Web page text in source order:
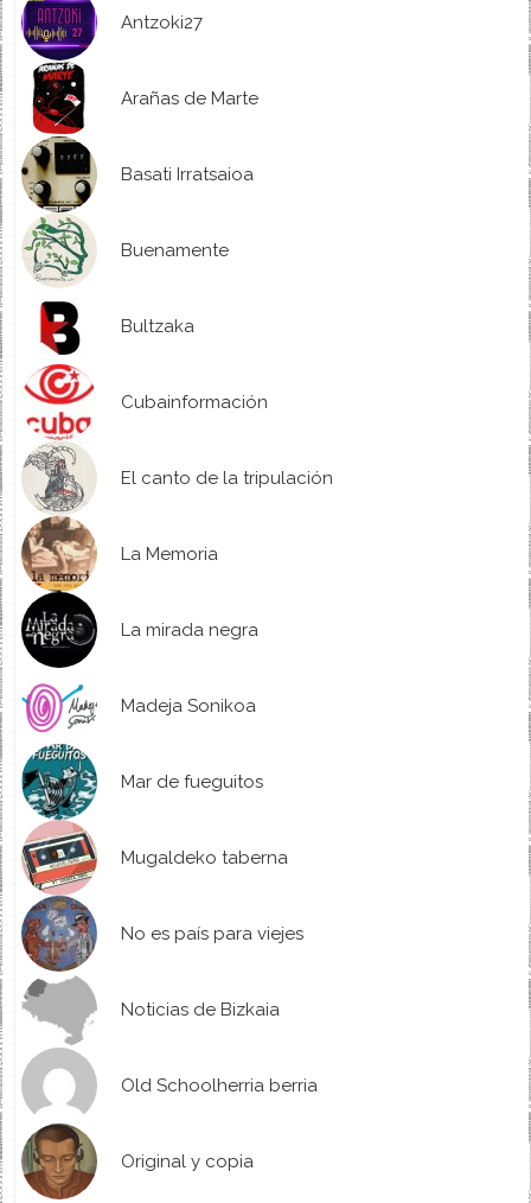
Antzoki27
Arañas de Marte
Basati Irratsaioa
Buenamente
Bultzaka
Cubainformación
El canto de la tripulación
La Memoria
La mirada negra
Madeja Sonikoa
Mar de fueguitos
Mugaldeko taberna
No es país para viejes
Noticias de Bizkaia
Old Schoolherria berria
Original y copia